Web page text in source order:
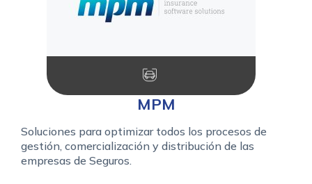
MPM
Soluciones para optimizar todos los procesos de
gestión, comercialización y distribución de las
empresas de Seguros.